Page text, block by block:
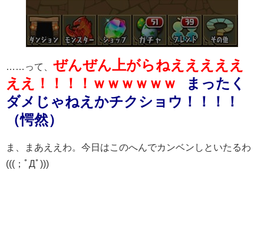
……って、 ぜんぜん上がらねえええええ
ええ！！！！ｗｗｗｗｗｗ
まったく
ダメじゃねえかチクショウ！！！！
（愕然）
ま、まあええわ。今日はこのへんでカンベンしといたるわ
(((；ﾟДﾟ)))